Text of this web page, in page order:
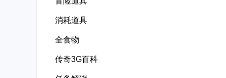
消耗道具
全食物
传奇3G百科